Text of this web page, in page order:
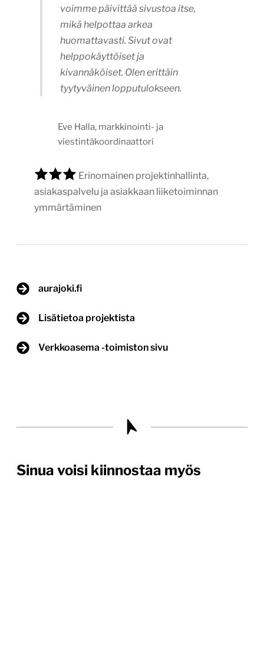
voimme päivittää sivustoa itse,
mikä helpottaa arkea
huomattavasti. Sivut ovat
helppokäyttöiset ja
kivannäköiset. Olen erittäin
tyytyväinen lopputulokseen.
Eve Halla, markkinointi- ja
viestintäkoordinaattori
Erinomainen projektinhallinta,
asiakaspalvelu ja asiakkaan liiketoiminnan
ymmärtäminen
aurajoki.fi
Lisätietoa projektista
Verkkoasema -toimiston sivu
Sinua voisi kiinnostaa myös